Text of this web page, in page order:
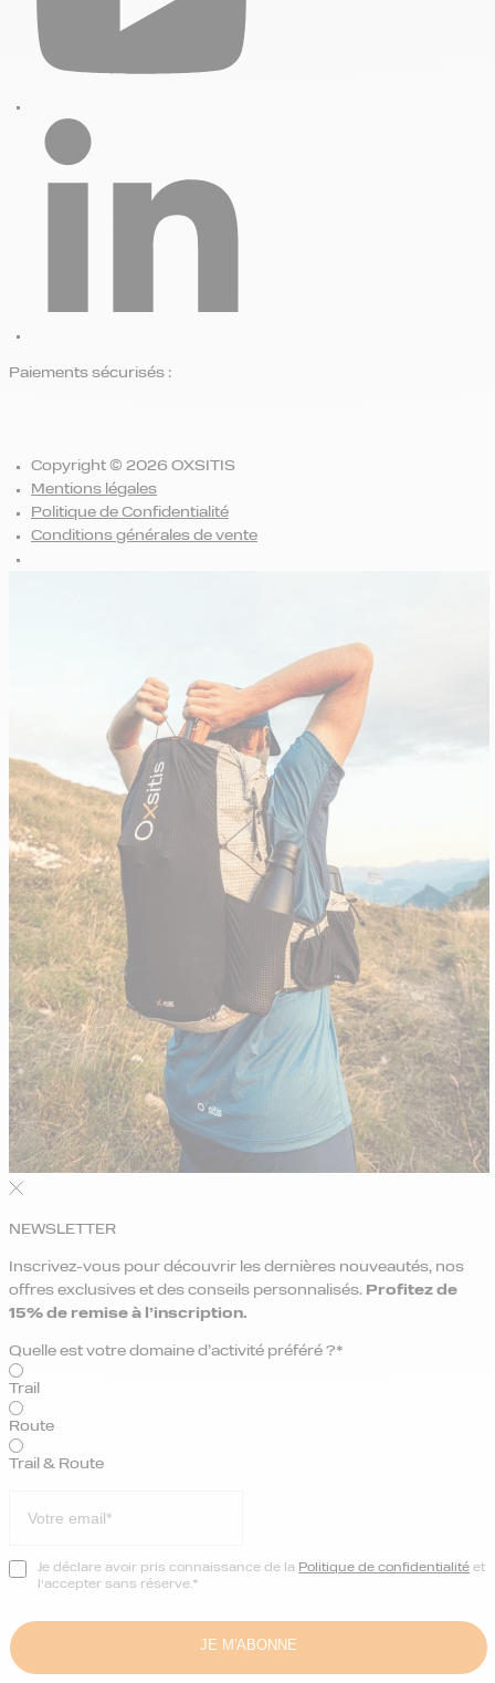
Paiements sécurisés :
Copyright © 2026 OXSITIS
Mentions légales
Politique de Confidentialité
Conditions générales de vente
NEWSLETTER
Inscrivez-vous pour découvrir les dernières nouveautés, nos
offres exclusives et des conseils personnalisés. Profitez de
15% de remise à l’inscription.
Quelle est votre domaine d’activité préféré ?*
Trail
Route
Trail & Route
Je déclare avoir pris connaissance de la Politique de confidentialité et
l’accepter sans réserve.*